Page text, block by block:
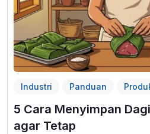
Industri Panduan
5 Cara Menyimpan
agar Tetap